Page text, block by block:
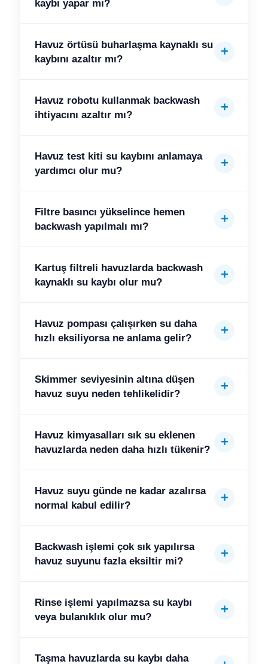
kaybı yapar mı?
Havuz örtüsü buharlaşma kaynaklı su
kaybını azaltır mı?
Havuz robotu kullanmak backwash
ihtiyacını azaltır mı?
Havuz test kiti su kaybını anlamaya
yardımcı olur mu?
Filtre basıncı yükselince hemen
backwash yapılmalı mı?
Kartuş filtreli havuzlarda backwash
kaynaklı su kaybı olur mu?
Havuz pompası çalışırken su daha
hızlı eksiliyorsa ne anlama gelir?
Skimmer seviyesinin altına düşen
havuz suyu neden tehlikelidir?
Havuz kimyasalları sık su eklenen
havuzlarda neden daha hızlı tükenir?
Havuz suyu günde ne kadar azalırsa
normal kabul edilir?
Backwash işlemi çok sık yapılırsa
havuz suyunu fazla eksiltir mi?
Rinse işlemi yapılmazsa su kaybı
veya bulanıklık olur mu?
Taşma havuzlarda su kaybı daha